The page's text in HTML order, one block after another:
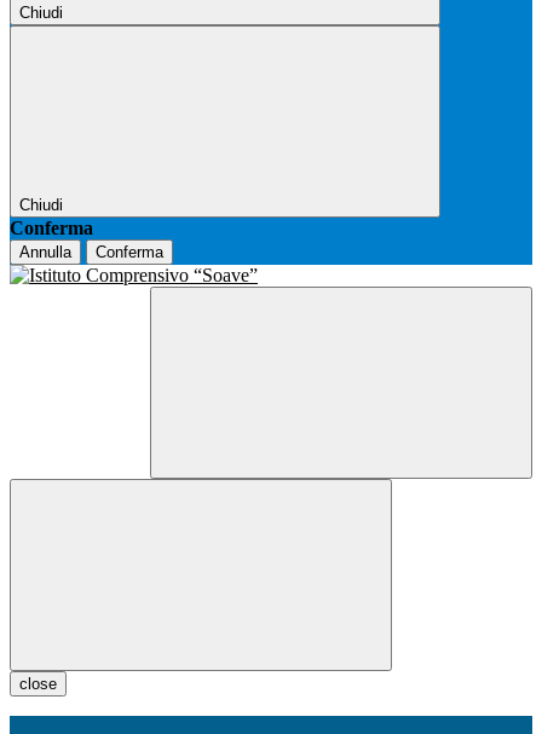
Chiudi
Chiudi
Conferma
Annulla Conferma
close